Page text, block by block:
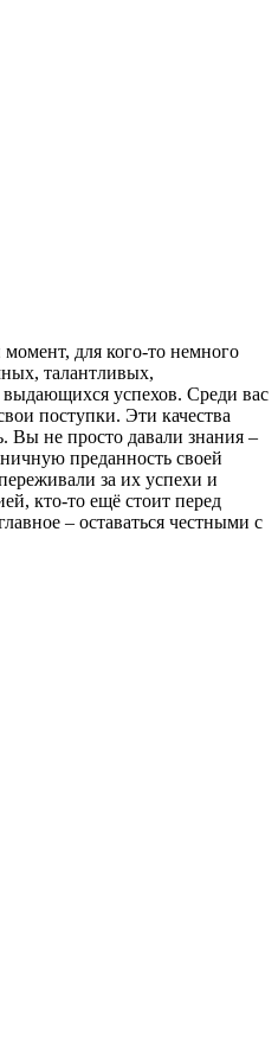
для кого-то немного
талантливых,
успехов. Среди вас
поступки. Эти качества
Вы не просто давали знания –
преданность своей
за их успехи и
кто-то ещё стоит перед
– оставаться честными с